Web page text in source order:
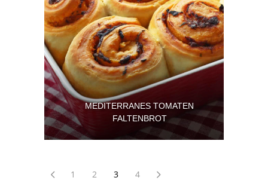
MEDITERRANES TOMATEN
FALTENBROT
1 2 3 4